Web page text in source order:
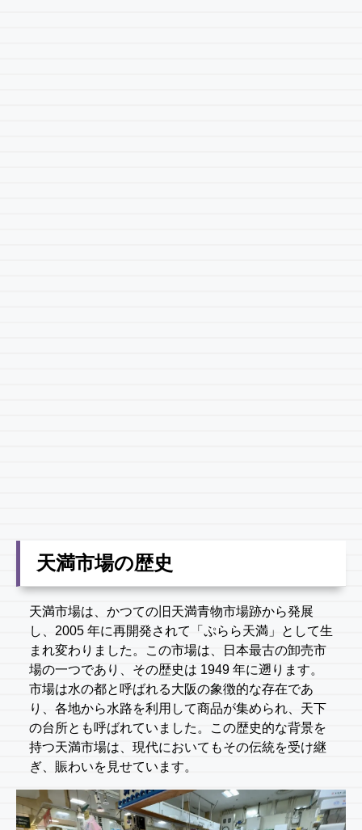
天満市場の歴史
天満市場は、かつての旧天満青物市場跡から発展
し、2005 年に再開発されて「ぷらら天満」として生
まれ変わりました。この市場は、日本最古の卸売市
場の一つであり、その歴史は 1949 年に遡ります。
市場は水の都と呼ばれる大阪の象徴的な存在であ
り、各地から水路を利用して商品が集められ、天下
の台所とも呼ばれていました。この歴史的な背景を
持つ天満市場は、現代においてもその伝統を受け継
ぎ、賑わいを見せています。